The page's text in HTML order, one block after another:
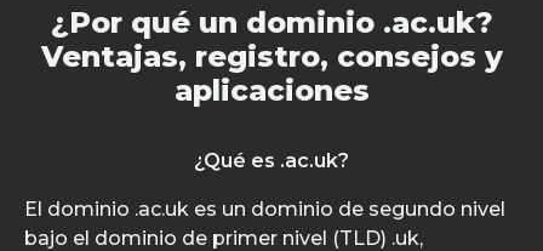
¿Por qué un dominio .ac.uk?
Ventajas, registro, consejos y
aplicaciones
¿Qué es .ac.uk?
El dominio .ac.uk es un dominio de segundo nivel
bajo el dominio de primer nivel (TLD) .uk,